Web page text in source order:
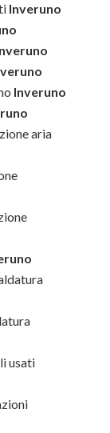
Inveruno
Inveruno
aria
usati